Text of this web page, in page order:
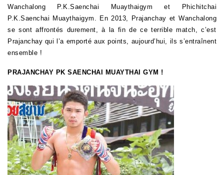
Wanchalong
P.K.Saenchai Muaythaigymet Phichitchai
P.K.Saenchai Muaythaigym. En 2013, Prajanchay et Wanchalong
se sont affrontés durement, à la fin de ce terrible match, c’est
Prajanchay qui l’a emporté aux points, aujourd’hui, ils s’entraînent
ensemble !
PRAJANCHAY PK SAENCHAI MUAYTHAI GYM !